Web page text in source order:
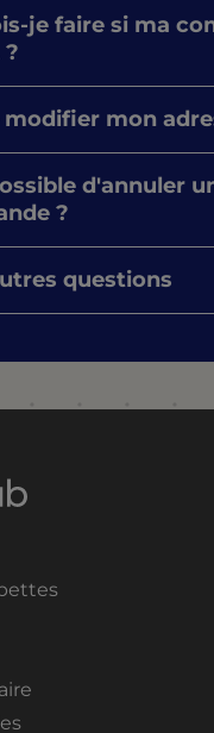
je faire si ma
?
modifier mon
d'annuler
?
questions